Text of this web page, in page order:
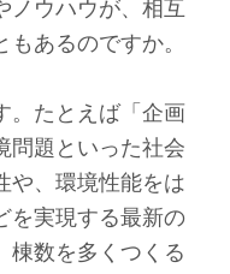
ウハウが、相互
あるのですか。
たとえば「企画
問題といった社会
や、環境性能をは
を実現する最新の
棟数を多くつくる